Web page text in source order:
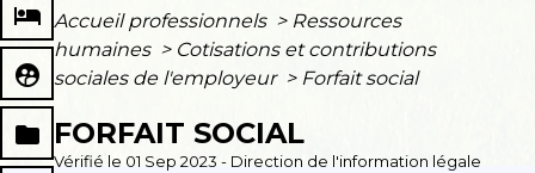
local_hotel
supervised_user_circle
folder
Accueil professionnels > Ressources
humaines > Cotisations et contributions
sociales de l'employeur > Forfait social
FORFAIT SOCIAL
Vérifié le 01 Sep 2023 - Direction de l'information légale